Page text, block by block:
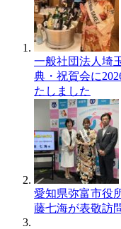
一般社団法人埼
典・祝賀会に
たしました
愛知県弥富市役
藤七海が表敬訪